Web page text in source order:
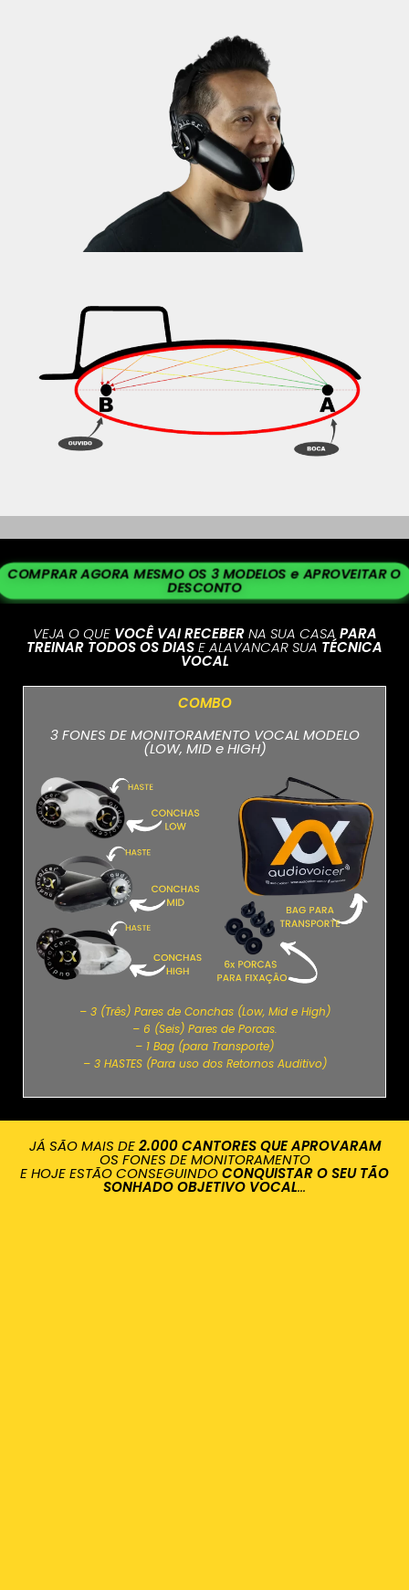
COMPRAR AGORA MESMO OS 3 MODELOS e APROVEITAR O
DESCONTO
VEJA O QUE VOCÊ VAI RECEBERNA SUA CASAPARA
TREINAR TODOS OS DIASE ALAVANCAR SUA TÉCNICA
VOCAL
COMBO
3 FONES DE MONITORAMENTO VOCAL MODELO
(LOW, MID e HIGH)
– 3 (Três) Pares de Conchas (Low, Mid e High)
– 6 (Seis) Pares de Porcas.
– 1 Bag (para Transporte)
– 3 HASTES (Para uso dos Retornos Auditivo)
JÁ SÃO MAIS DE2.000 CANTORES QUE APROVARAM
OS FONES DE MONITORAMENTO
E HOJE ESTÃO CONSEGUINDOCONQUISTAR O SEU TÃO
SONHADO OBJETIVO VOCAL...